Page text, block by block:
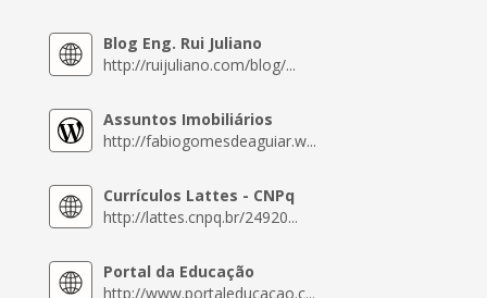
Blog Eng. Rui Juliano
http://ruijuliano.com/blog/...
Assuntos Imobiliários
http://fabiogomesdeaguiar.w...
Currículos Lattes - CNPq
http://lattes.cnpq.br/24920...
Portal da Educação
http://www.portaleducacao.c...